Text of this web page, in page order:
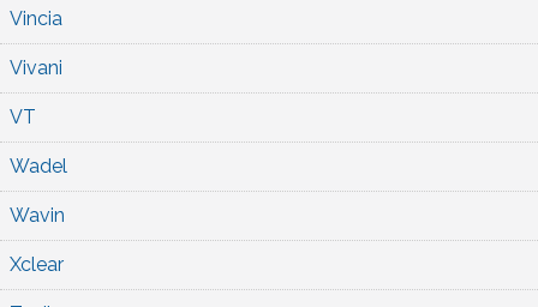
Vincia
Vivani
VT
Wadel
Wavin
Xclear